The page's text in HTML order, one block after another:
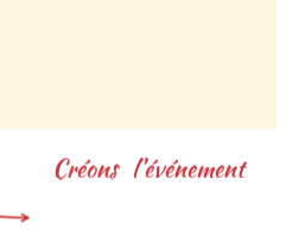
Créons l’événement